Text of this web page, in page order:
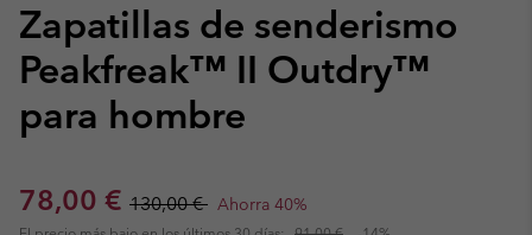
Zapatillas de senderismo
Peakfreak™ II Outdry™
para hombre
Sale price:
78,00 € Regular price:
130,00 € Ahorra 40%